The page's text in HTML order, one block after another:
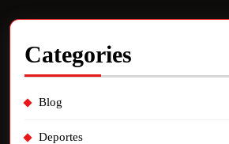
Categories
Blog
Deportes